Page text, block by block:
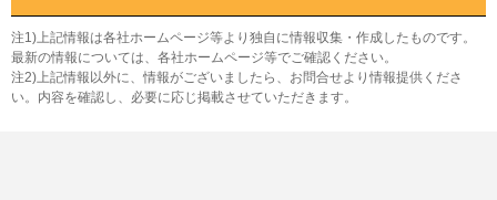
注1)上記情報は各社ホームページ等より独自に情報収集・作成したものです。
最新の情報については、各社ホームページ等でご確認ください。
注2)上記情報以外に、情報がございましたら、お問合せより情報提供くださ
い。内容を確認し、必要に応じ掲載させていただきます。